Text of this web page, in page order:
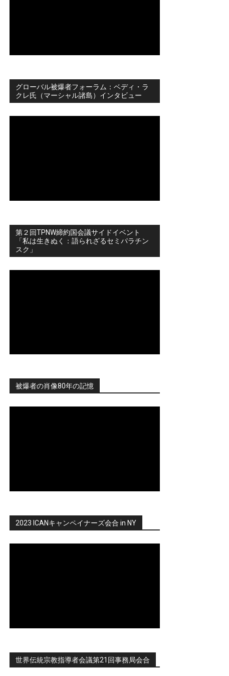
グローバル被爆者フォーラム：ベディ・ラ
クレ氏（マーシャル諸島）インタビュー
第２回TPNW締約国会議サイドイベント
「私は生きぬく：語られざるセミパラチン
スク」
被爆者の肖像80年の記憶
2023 ICANキャンペイナーズ会合 in NY
世界伝統宗教指導者会議第21回事務局会合